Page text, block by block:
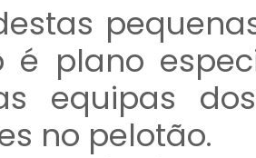
é plano
equipas
no pelotão.